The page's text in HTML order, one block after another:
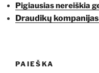
Pigiausias nereiškia
Draudikų
PAIEŠKA